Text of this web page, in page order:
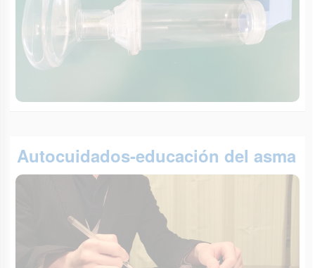
Autocuidados-educación del asma